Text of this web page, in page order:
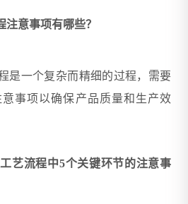
意事项有哪些？
是一个复杂而精细的过程，需要
事项以确保产品质量和生产效
艺流程中5个关键环节的注意事